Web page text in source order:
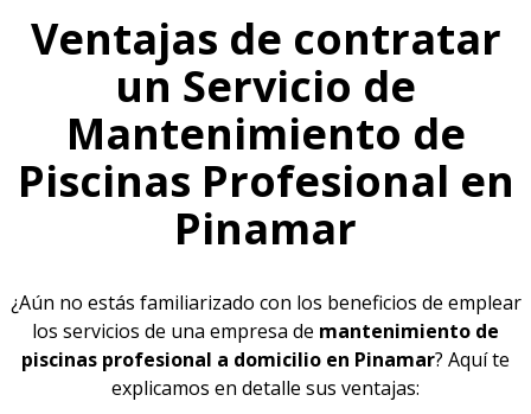
Ventajas de contratar
un Servicio de
Mantenimiento de
Piscinas Profesional en
Pinamar
¿Aún no estás familiarizado con los beneficios de emplear
los servicios de una empresa de mantenimiento de
piscinas profesional a domicilio en Pinamar? Aquí te
explicamos en detalle sus ventajas: